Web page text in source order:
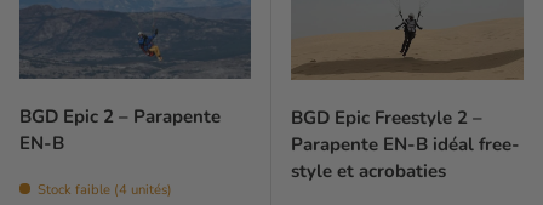
BGD Epic 2 – Parapente
EN-B
Stock faible (4 unités)
BGD Epic Freestyle 2 –
Parapente EN-B idéal free-
style et acrobaties